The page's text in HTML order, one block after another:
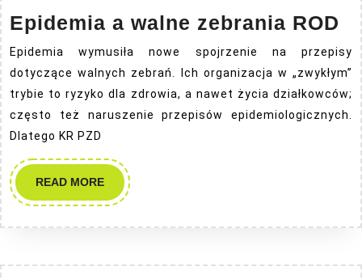
Epidemia a walne zebrania ROD
a
Epidemia wymusiła nowe spojrzenie na przepisy
dotyczące walnych zebrań. Ich organizacja w „zwykłym”
trybie to ryzyko dla zdrowia, a nawet życia działkowców;
często też naruszenie przepisów epidemiologicznych.
Dlatego KR PZD
READ MOREREAD
MORE